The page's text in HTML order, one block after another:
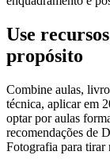
Use
propósito
Combine aulas,
técnica, aplicar em
optar por aulas
recomendações de
Fotografia para tirar